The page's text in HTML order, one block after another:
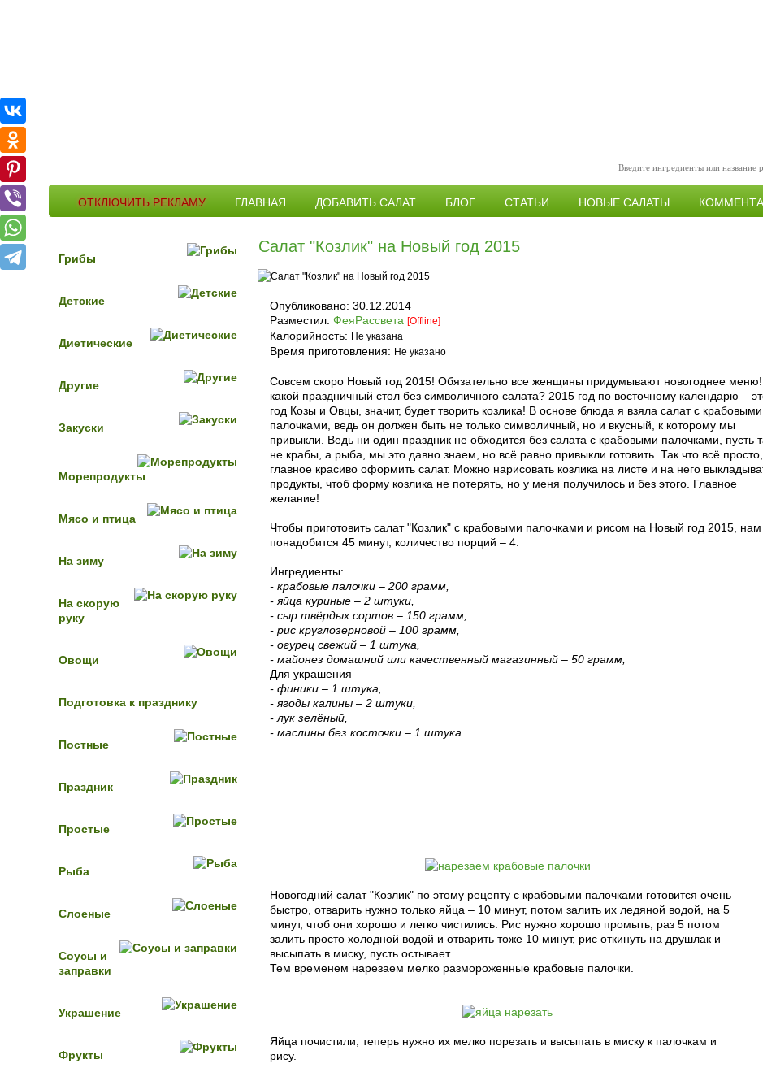
ОТКЛЮЧИТЬ РЕКЛАМУ ГЛАВНАЯ ДОБАВИТЬ САЛАТ БЛОГ СТАТЬИ НОВЫЕ САЛАТЫ
Салат "Козлик" на Новый год 2015
Опубликовано: 30.12.2014
Разместил: ФеяРассвета [Offline]
Калорийность: Не указана
Время приготовления: Не указано
Совсем скоро Новый год 2015! Обязательно все женщины придумывают новогоднее
какой праздничный стол без символичного салата? 2015 год по восточному календарю –
год Козы и Овцы, значит, будет творить козлика! В основе блюда я взяла салат с крабовыми
палочками, ведь он должен быть не только символичный, но и вкусный, к которому мы
привыкли. Ведь ни один праздник не обходится без салата с крабовыми палочками, пусть
не крабы, а рыба, мы это давно знаем, но всё равно привыкли готовить. Так что всё просто,
главное красиво оформить салат. Можно нарисовать козлика на листе и на него
продукты, чтоб форму козлика не потерять, но у меня получилось и без этого. Главное
желание!
Чтобы приготовить салат "Козлик" с крабовыми палочками и рисом на Новый год 2015, нам
понадобится 45 минут, количество порций – 4.
Ингредиенты:
- крабовые палочки – 200 грамм,
- яйца куриные – 2 штуки,
- сыр твёрдых сортов – 150 грамм,
- рис круглозерновой – 100 грамм,
- огурец свежий – 1 штука,
- майонез домашний или качественный магазинный – 50 грамм,
Для украшения
- финики – 1 штука,
- ягоды калины – 2 штуки,
- лук зелёный,
- маслины без косточки – 1 штука.
Новогодний салат "Козлик" по этому рецепту с крабовыми палочками готовится очень
быстро, отварить нужно только яйца – 10 минут, потом залить их ледяной водой, на 5
минут, чтоб они хорошо и легко чистились. Рис нужно хорошо промыть, раз 5 потом
залить просто холодной водой и отварить тоже 10 минут, рис откинуть на друшлак и
высыпать в миску, пусть остывает.
Тем временем нарезаем мелко размороженные крабовые палочки.
Яйца почистили, теперь нужно их мелко порезать и высыпать в миску к палочкам и
рису.
Грибы
Детские
Диетические
Другие
Закуски
Морепродукты
Мясо и птица
На зиму
На скорую
руку
Овощи
Подготовка к празднику
Постные
Праздник
Простые
Рыба
Слоеные
Соусы и
заправки
Украшение
Фрукты